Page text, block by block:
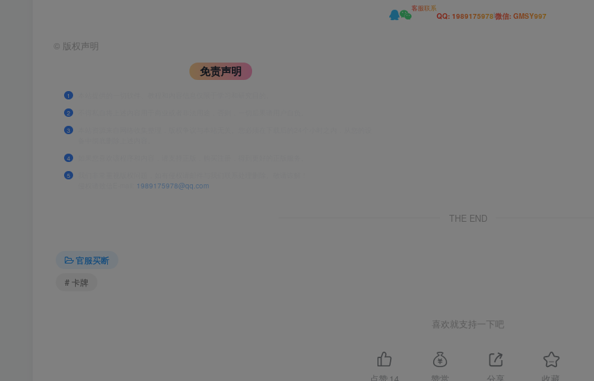
客服联系
QQ: 1989175978 微信: GMSY997
© 版权声明
免责声明
1
2
3
4
5
1989175978@qq.com
THE END
官服买断
# 卡牌
喜欢就支持一下吧